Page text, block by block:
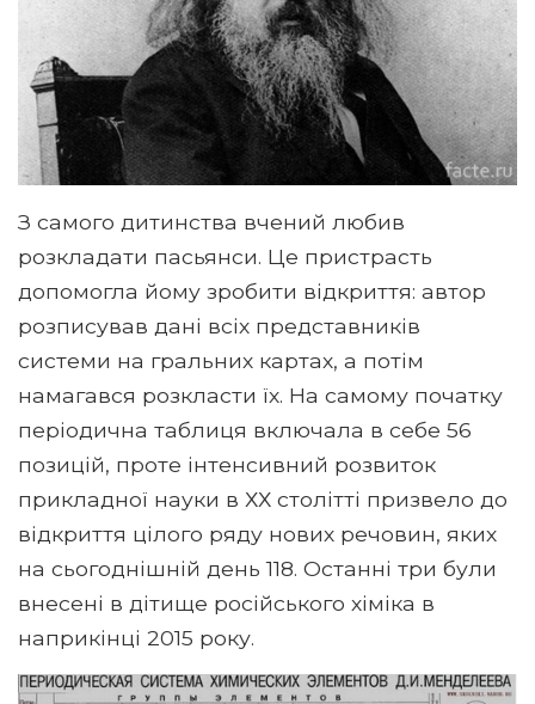
З самого дитинства вчений любив
розкладати пасьянси. Це пристрасть
допомогла йому зробити відкриття: автор
розписував дані всіх представників
системи на гральних картах, а потім
намагався розкласти їх. На самому початку
періодична таблиця включала в себе 56
позицій, проте інтенсивний розвиток
прикладної науки в ХХ столітті призвело до
відкриття цілого ряду нових речовин, яких
на сьогоднішній день 118. Останні три були
внесені в дітище російського хіміка в
наприкінці 2015 року.